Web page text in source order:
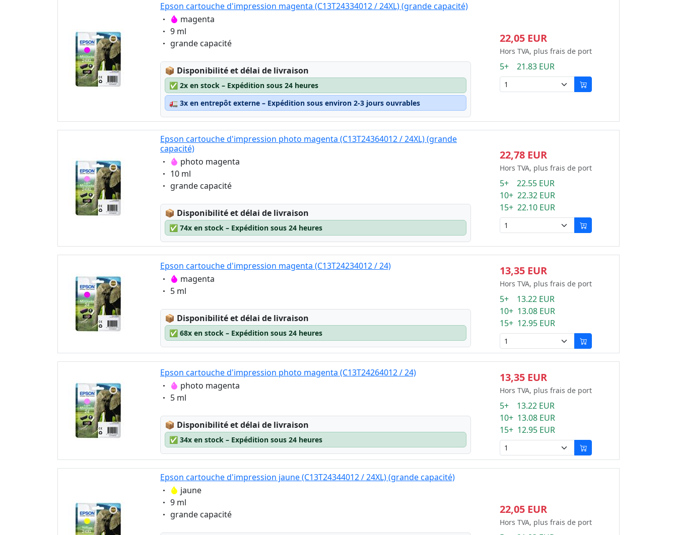
Epson cartouche d'impression magenta (C13T24334012 / 24XL) (grande capacité)
Eigenschaft:
magenta
Eigenschaft:
9 ml
Eigenschaft:
grande capacité
📦 Lagerstatus:
Disponibilité et délai de livraison
✅ 2x en stock – Expédition sous 24 heures
🚛 3x en entrepôt externe – Expédition sous environ 2-3 jours ouvrables
22,05 EUR
Hors TVA, plus frais de port
5+ 21.83 EUR
Epson cartouche d'impression photo magenta (C13T24364012 / 24XL) (grande
capacité)
Eigenschaft:
photo magenta
Eigenschaft:
10 ml
Eigenschaft:
grande capacité
📦 Lagerstatus:
Disponibilité et délai de livraison
✅ 74x en stock – Expédition sous 24 heures
22,78 EUR
Hors TVA, plus frais de port
5+ 22.55 EUR
10+ 22.32 EUR
15+ 22.10 EUR
Epson cartouche d'impression magenta (C13T24234012 / 24)
Eigenschaft:
magenta
Eigenschaft:
5 ml
📦 Lagerstatus:
Disponibilité et délai de livraison
✅ 68x en stock – Expédition sous 24 heures
13,35 EUR
Hors TVA, plus frais de port
5+ 13.22 EUR
10+ 13.08 EUR
15+ 12.95 EUR
Epson cartouche d'impression photo magenta (C13T24264012 / 24)
Eigenschaft:
photo magenta
Eigenschaft:
5 ml
📦 Lagerstatus:
Disponibilité et délai de livraison
✅ 34x en stock – Expédition sous 24 heures
13,35 EUR
Hors TVA, plus frais de port
5+ 13.22 EUR
10+ 13.08 EUR
15+ 12.95 EUR
Epson cartouche d'impression jaune (C13T24344012 / 24XL) (grande capacité)
Eigenschaft:
jaune
Eigenschaft:
9 ml
Eigenschaft:
grande capacité 22,05 EUR
Hors TVA, plus frais de port